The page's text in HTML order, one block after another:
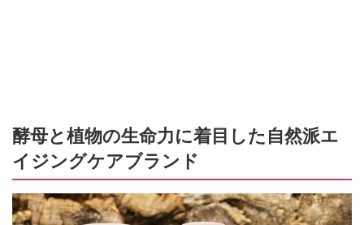
酵母と植物の生命力に着目した自然派エ
イジングケアブランド